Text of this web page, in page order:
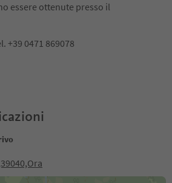
essere ottenute presso il
+39 0471 869078